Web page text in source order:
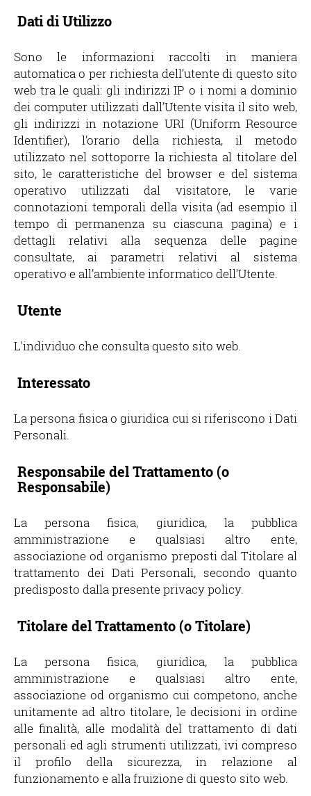
Dati di Utilizzo
Sono le informazioni raccolti in maniera
automatica o per richiesta dell’utente di questo sito
web tra le quali: gli indirizzi IP o i nomi a dominio
dei computer utilizzati dall’Utente visita il sito web,
gli indirizzi in notazione URI (Uniform Resource
Identifier), l’orario della richiesta, il metodo
utilizzato nel sottoporre la richiesta al titolare del
sito, le caratteristiche del browser e del sistema
operativo utilizzati dal visitatore, le varie
connotazioni temporali della visita (ad esempio il
tempo di permanenza su ciascuna pagina) e i
dettagli relativi alla sequenza delle pagine
consultate, ai parametri relativi al sistema
operativo e all’ambiente informatico dell’Utente.
Utente
L'individuo che consulta questo sito web.
Interessato
La persona fisica o giuridica cui si riferiscono i Dati
Personali.
Responsabile del Trattamento (o
Responsabile)
La persona fisica, giuridica, la pubblica
amministrazione e qualsiasi altro ente,
associazione od organismo preposti dal Titolare al
trattamento dei Dati Personali, secondo quanto
predisposto dalla presente privacy policy.
Titolare del Trattamento (o Titolare)
La persona fisica, giuridica, la pubblica
amministrazione e qualsiasi altro ente,
associazione od organismo cui competono, anche
unitamente ad altro titolare, le decisioni in ordine
alle finalità, alle modalità del trattamento di dati
personali ed agli strumenti utilizzati, ivi compreso
il profilo della sicurezza, in relazione al
funzionamento e alla fruizione di questo sito web.